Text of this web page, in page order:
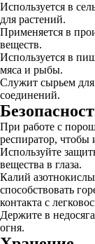
Используется в
для растений.
Применяется в
веществ.
Используется в
мяса и рыбы.
Служит сырьем
соединений.
При работе с
респиратор, чтобы
Используйте
вещества в глаза.
Калий
способствовать
контакта с
Держите в
огня.